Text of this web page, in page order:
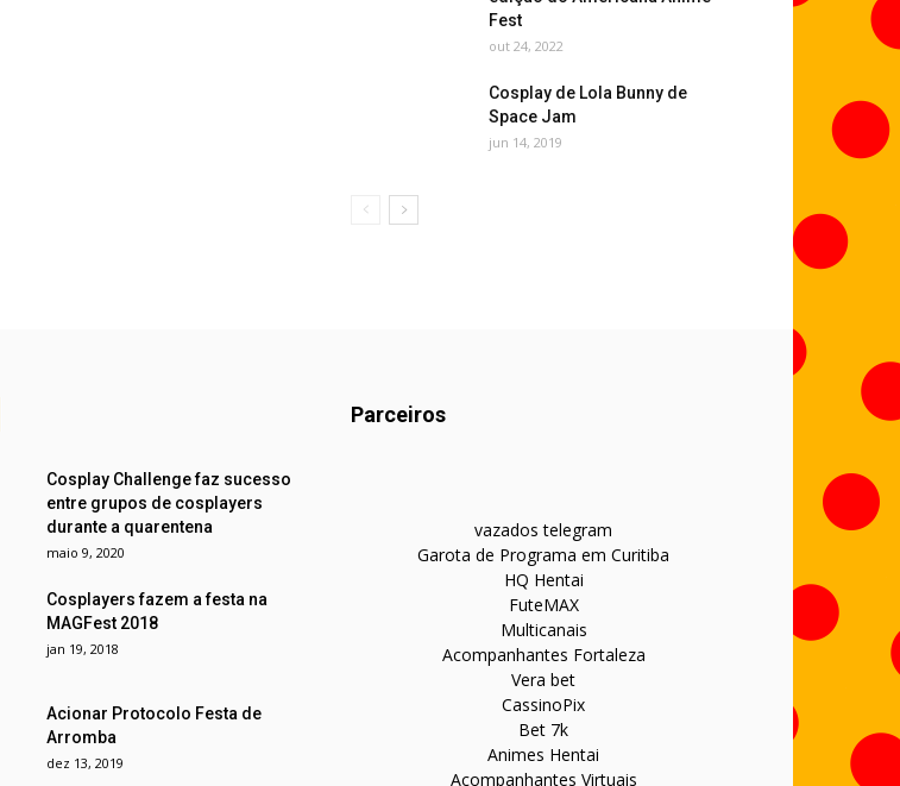
Fest
out 24, 2022
Cosplay de Lola Bunny de
Space Jam
jun 14, 2019
Cosplay Challenge faz sucesso
entre grupos de cosplayers
durante a quarentena
maio 9, 2020
Cosplayers fazem a festa na
MAGFest 2018
jan 19, 2018
Acionar Protocolo Festa de
Arromba
dez 13, 2019
Parceiros
vazados telegram
Garota de Programa em Curitiba
HQ Hentai
FuteMAX
Multicanais
Acompanhantes Fortaleza
Vera bet
CassinoPix
Bet 7k
Animes Hentai
Acompanhantes Virtuais